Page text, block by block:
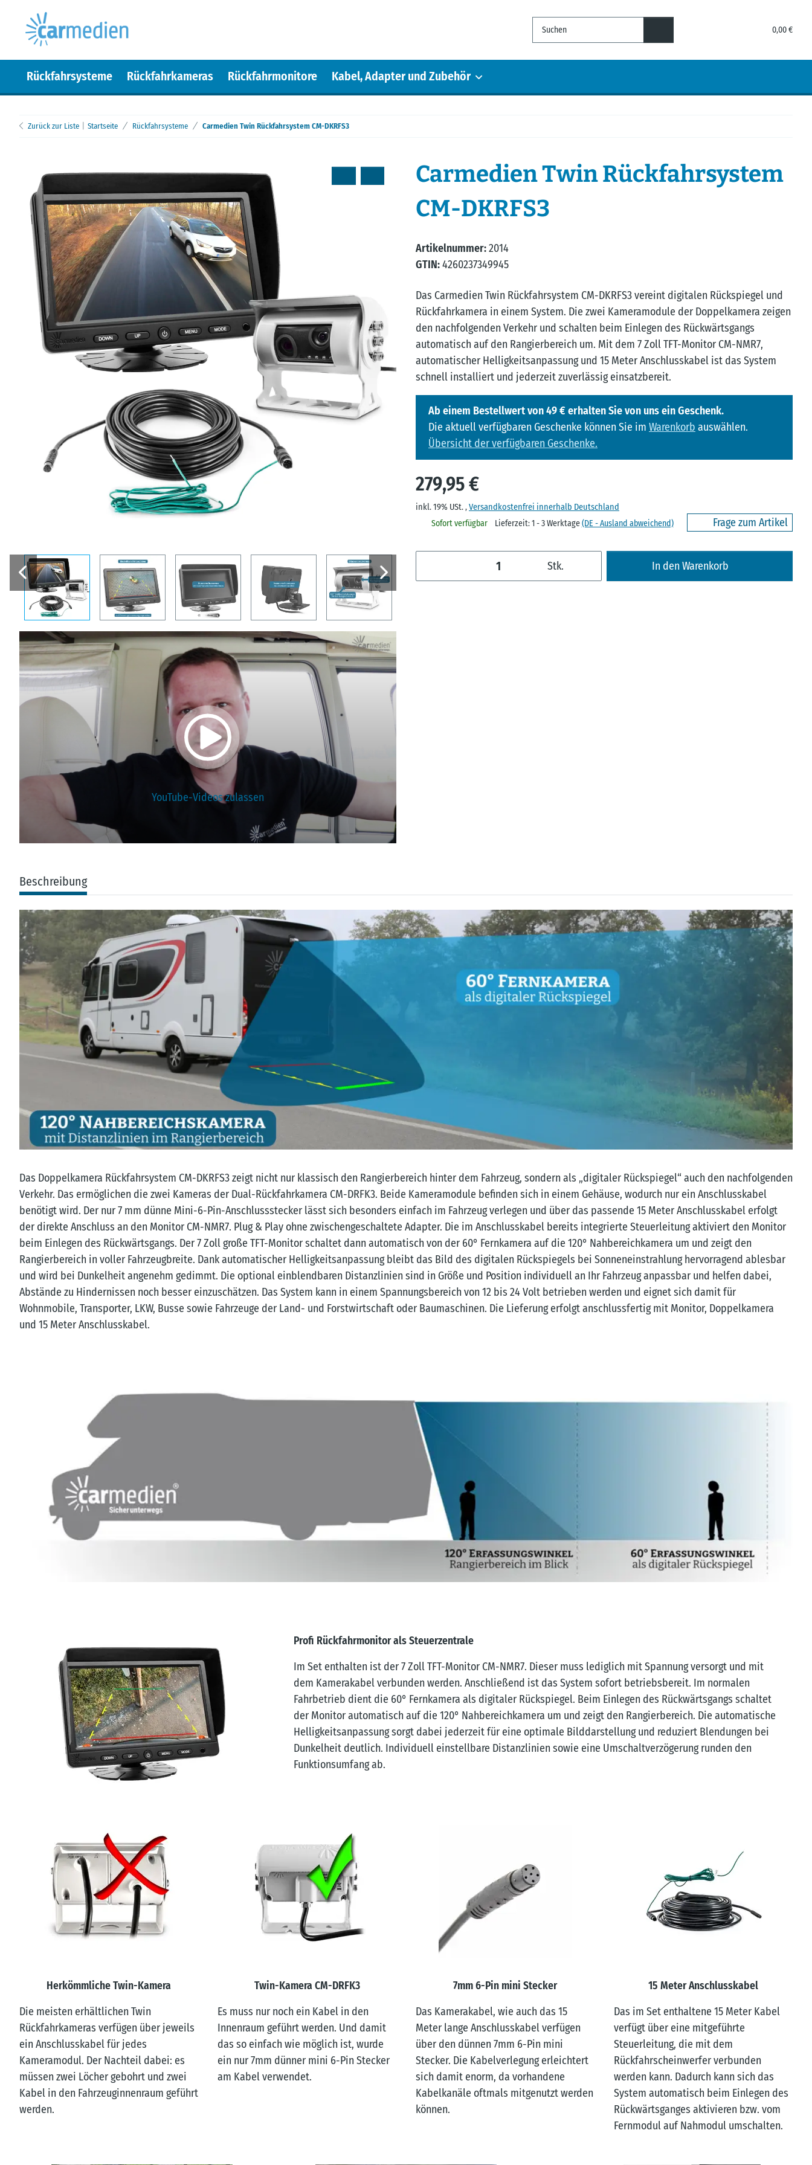
0,00 €
Rückfahrsysteme Rückfahrkameras Rückfahrmonitore Kabel, Adapter und Zubehör
Zurück zur Liste Startseite Rückfahrsysteme Carmedien Twin Rückfahrsystem CM-DKRFS3
YouTube-Videos zulassen
Carmedien Twin Rückfahrsystem
CM-DKRFS3
Artikelnummer:2014
GTIN:4260237349945
Das Carmedien Twin Rückfahrsystem CM-DKRFS3 vereint digitalen Rückspiegel und
Rückfahrkamera in einem System. Die zwei Kameramodule der Doppelkamera zeigen
den nachfolgenden Verkehr und schalten beim Einlegen des Rückwärtsgangs
automatisch auf den Rangierbereich um. Mit dem 7 Zoll TFT-Monitor CM-NMR7,
automatischer Helligkeitsanpassung und 15 Meter Anschlusskabel ist das System
schnell installiert und jederzeit zuverlässig einsatzbereit.
Ab einem Bestellwert von 49 € erhalten Sie von uns ein Geschenk.
Die aktuell verfügbaren Geschenke können Sie im Warenkorb auswählen.
Übersicht der verfügbaren Geschenke.
279,95 €
inkl. 19% USt. ,Versandkostenfrei innerhalb Deutschland
Sofort verfügbar
Lieferzeit:1 - 3 Werktage(DE - Ausland abweichend) Frage zum Artikel
Stk. In den Warenkorb
Beschreibung
Das Doppelkamera Rückfahrsystem CM-DKRFS3 zeigt nicht nur klassisch den Rangierbereich hinter dem Fahrzeug, sondern als „digitaler Rückspiegel“ auch den nachfolgenden
Verkehr. Das ermöglichen die zwei Kameras der Dual-Rückfahrkamera CM-DRFK3. Beide Kameramodule befinden sich in einem Gehäuse, wodurch nur ein Anschlusskabel
benötigt wird. Der nur 7 mm dünne Mini-6-Pin-Anschlussstecker lässt sich besonders einfach im Fahrzeug verlegen und über das passende 15 Meter Anschlusskabel erfolgt
der direkte Anschluss an den Monitor CM-NMR7. Plug & Play ohne zwischengeschaltete Adapter. Die im Anschlusskabel bereits integrierte Steuerleitung aktiviert den Monitor
beim Einlegen des Rückwärtsgangs. Der 7 Zoll große TFT-Monitor schaltet dann automatisch von der 60° Fernkamera auf die 120° Nahbereichkamera um und zeigt den
Rangierbereich in voller Fahrzeugbreite. Dank automatischer Helligkeitsanpassung bleibt das Bild des digitalen Rückspiegels bei Sonneneinstrahlung hervorragend ablesbar
und wird bei Dunkelheit angenehm gedimmt. Die optional einblendbaren Distanzlinien sind in Größe und Position individuell an Ihr Fahrzeug anpassbar und helfen dabei,
Abstände zu Hindernissen noch besser einzuschätzen. Das System kann in einem Spannungsbereich von 12 bis 24 Volt betrieben werden und eignet sich damit für
Wohnmobile, Transporter, LKW, Busse sowie Fahrzeuge der Land- und Forstwirtschaft oder Baumaschinen. Die Lieferung erfolgt anschlussfertig mit Monitor, Doppelkamera
und 15 Meter Anschlusskabel.
Profi Rückfahrmonitor als Steuerzentrale
Im Set enthalten ist der 7 Zoll TFT-Monitor CM-NMR7. Dieser muss lediglich mit Spannung versorgt und mit
dem Kamerakabel verbunden werden. Anschließend ist das System sofort betriebsbereit. Im normalen
Fahrbetrieb dient die 60° Fernkamera als digitaler Rückspiegel. Beim Einlegen des Rückwärtsgangs schaltet
der Monitor automatisch auf die 120° Nahbereichkamera um und zeigt den Rangierbereich. Die automatische
Helligkeitsanpassung sorgt dabei jederzeit für eine optimale Bilddarstellung und reduziert Blendungen bei
Dunkelheit deutlich. Individuell einstellbare Distanzlinien sowie eine Umschaltverzögerung runden den
Funktionsumfang ab.
Herkömmliche Twin-Kamera
Die meisten erhältlichen Twin
Rückfahrkameras verfügen über jeweils
ein Anschlusskabel für jedes
Kameramodul. Der Nachteil dabei: es
müssen zwei Löcher gebohrt und zwei
Kabel in den Fahrzeuginnenraum geführt
werden.
Twin-Kamera CM-DRFK3
Es muss nur noch ein Kabel in den
Innenraum geführt werden. Und damit
das so einfach wie möglich ist, wurde
ein nur 7mm dünner mini 6-Pin Stecker
am Kabel verwendet.
7mm 6-Pin mini Stecker
Das Kamerakabel, wie auch das 15
Meter lange Anschlusskabel verfügen
über den dünnen 7mm 6-Pin mini
Stecker. Die Kabelverlegung erleichtert
sich damit enorm, da vorhandene
Kabelkanäle oftmals mitgenutzt werden
können.
15 Meter Anschlusskabel
Das im Set enthaltene 15 Meter Kabel
verfügt über eine mitgeführte
Steuerleitung, die mit dem
Rückfahrscheinwerfer verbunden
werden kann. Dadurch kann sich das
System automatisch beim Einlegen des
Rückwärtsganges aktivieren bzw. vom
Fernmodul auf Nahmodul umschalten.